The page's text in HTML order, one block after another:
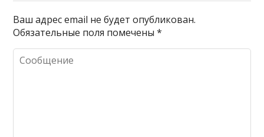
Ваш адрес email не будет опубликован.
Обязательные поля помечены*